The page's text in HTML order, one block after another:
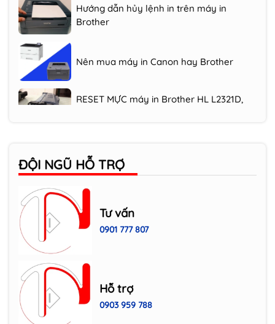
L2361DN, L2366DW
Cách Reset Drum máy in Brother DPC
L2520D
ĐỘI NGŨ HỖ TRỢ
Tư vấn
0901 777 807
Hỗ trợ
0903 959 788